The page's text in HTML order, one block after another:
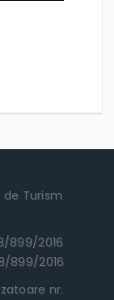
de Turism
899/2016
899/2016
nr.